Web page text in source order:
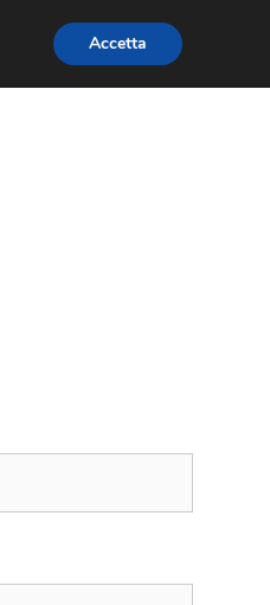
Accetta